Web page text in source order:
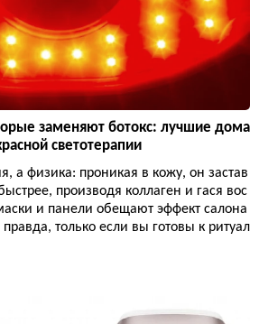
заменяют ботокс: лучшие дома
светотерапии
а физика: проникая в кожу, он застав
производя коллаген и гася вос
и панели обещают эффект салона
только если вы готовы к ритуал